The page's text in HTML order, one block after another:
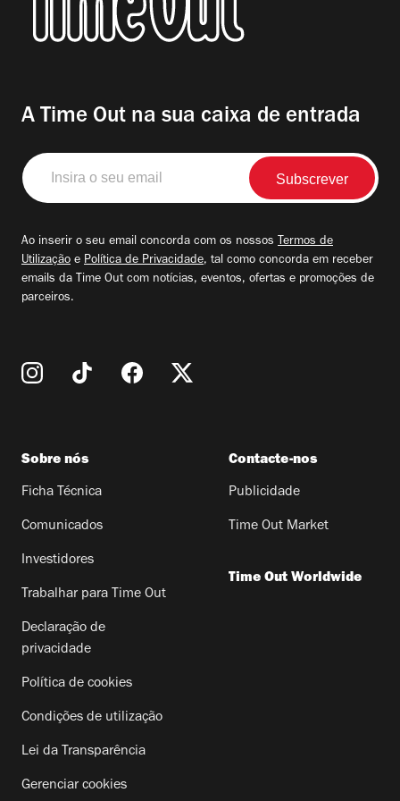
A Time Out na sua caixa de entrada
Insira
o
seu
Ao inserir o seu email concorda com os nossos Termos de
Utilização e Política de Privacidade, tal como concorda em receber
emails da Time Out com notícias, eventos, ofertas e promoções de
parceiros.
Sobre nós
Ficha Técnica
Comunicados
Investidores
Trabalhar para Time Out
Declaração de
privacidade
Política de cookies
Condições de utilização
Lei da Transparência
Gerenciar cookies
Contacte-nos
Publicidade
Time Out Market
Time Out Worldwide